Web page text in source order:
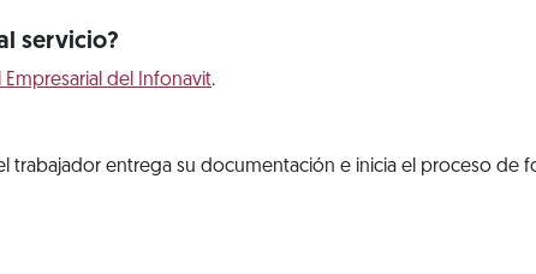
servicio?
Empresarial del Infonavit.
trabajador entrega su documentación e inicia el proceso de